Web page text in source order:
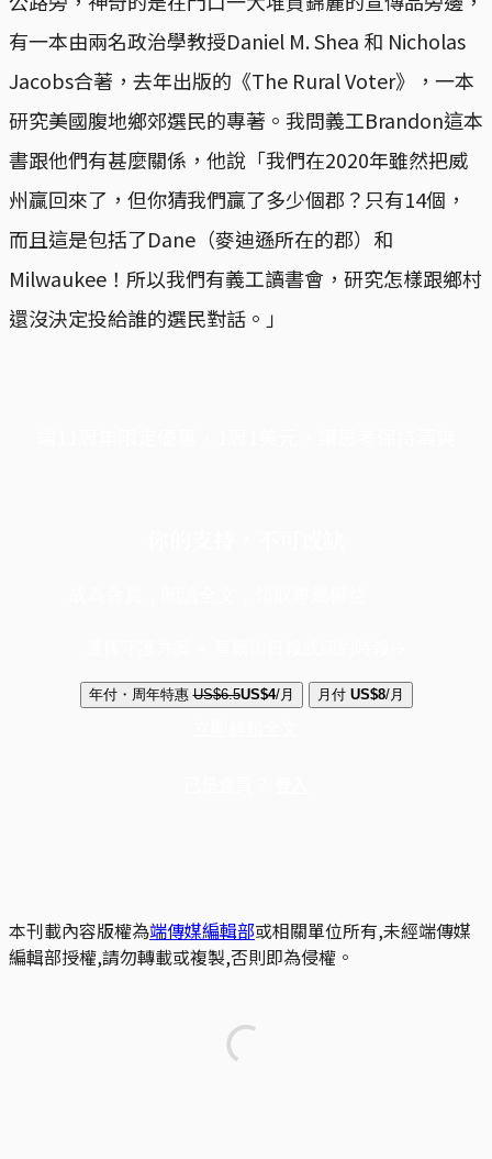
有一本由兩名政治學教授Daniel M. Shea 和 Nicholas
Jacobs合著，去年出版的《The Rural Voter》，一本
研究美國腹地鄉郊選民的專著。我問義工Brandon這本
書跟他們有甚麼關係，他說「我們在2020年雖然把威
州贏回來了，但你猜我們贏了多少個郡？只有14個，
而且這是包括了Dane（麥迪遜所在的郡）和
Milwaukee！所以我們有義工讀書會，研究怎樣跟鄉村
還沒決定投給誰的選民對話。」
年付・周年特惠 US$6.5US$4/月 月付 US$8/月
本刊載內容版權為端傳媒編輯部或相關單位所有,未經端傳媒
編輯部授權,請勿轉載或複製,否則即為侵權。